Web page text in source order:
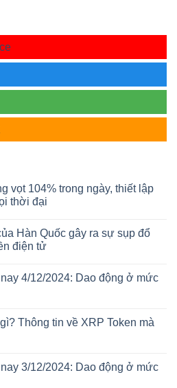
vọt 104% trong ngày, thiết lập
thời đại
Hàn Quốc gây ra sự sụp đổ
điện tử
4/12/2024: Dao động ở mức
Thông tin về XRP Token mà
3/12/2024: Dao động ở mức